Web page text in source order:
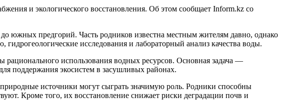
и экологического восстановления. Об этом сообщает Inform.kz со
южных предгорий. Часть родников известна местным жителям давно, однако
исследования и лабораторный анализ качества воды.
рационального использования водных ресурсов. Основная задача —
поддержания экосистем в засушливых районах.
источники могут сыграть значимую роль. Родники способны
Кроме того, их восстановление снижает риски деградации почв и